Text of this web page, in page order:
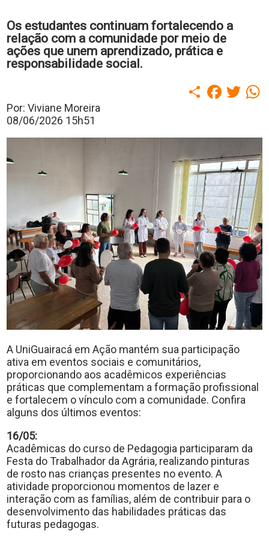
Portal
de
Periódicos
Calendário
Acadêmico
Biblioteca
Guairacard
Portal
da
Empregabilidade
Contato
Os estudantes continuam fortalecendo a
relação com a comunidade por meio de
ações que unem aprendizado, prática e
responsabilidade social.
Compartilhar
Por: Viviane Moreira
08/06/2026 15h51
A UniGuairacá em Ação mantém sua participação
ativa em eventos sociais e comunitários,
proporcionando aos acadêmicos experiências
práticas que complementam a formação profissional
e fortalecem o vínculo com a comunidade. Confira
alguns dos últimos eventos:
16/05:
Acadêmicas do curso de Pedagogia participaram da
Festa do Trabalhador da Agrária, realizando pinturas
de rosto nas crianças presentes no evento. A
atividade proporcionou momentos de lazer e
interação com as famílias, além de contribuir para o
desenvolvimento das habilidades práticas das
futuras pedagogas.